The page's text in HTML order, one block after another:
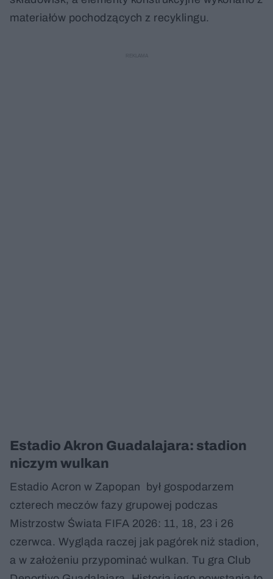
materiałów pochodzących z recyklingu.
Estadio Akron Guadalajara: stadion
niczym wulkan
Estadio Acron w Zapopan był gospodarzem
czterech meczów fazy grupowej podczas
Mistrzostw Świata FIFA 2026: 11, 18, 23 i 26
czerwca. Wygląda raczej jak pagórek niż stadion,
a w założeniu przypominać wulkan. Tu gra Club